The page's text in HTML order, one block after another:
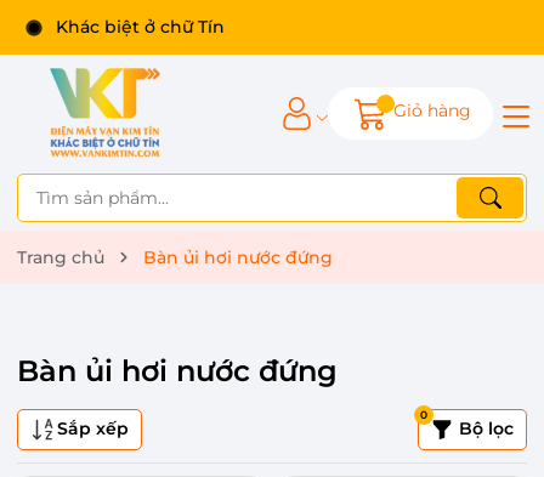
Khác biệt ở chữ Tín
Giỏ hàng
Trang chủ Bàn ủi hơi nước đứng
Bàn ủi hơi nước đứng
Sắp xếp Bộ lọc
0